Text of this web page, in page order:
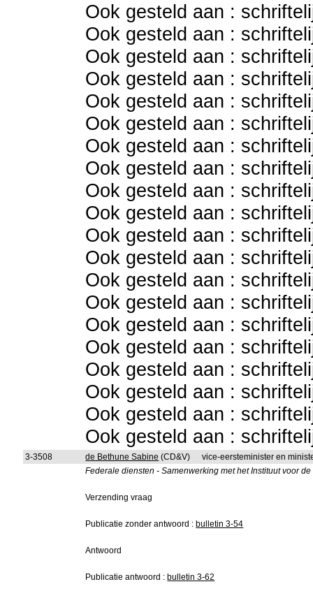
Ook gesteld aan :
Ook gesteld aan :
Ook gesteld aan :
Ook gesteld aan :
Ook gesteld aan :
Ook gesteld aan :
Ook gesteld aan :
Ook gesteld aan :
Ook gesteld aan :
Ook gesteld aan :
Ook gesteld aan :
Ook gesteld aan :
Ook gesteld aan :
Ook gesteld aan :
Ook gesteld aan :
Ook gesteld aan :
Ook gesteld aan :
Ook gesteld aan :
Ook gesteld aan :
Ook gesteld aan :
3-3508 de Bethune Sabine (CD&V)
vice-eersteminister en
Federale diensten - Samenwerking met het Instituut voor
Verzending vraag
Publicatie zonder antwoord : bulletin 3-54
Antwoord
Publicatie antwoord : bulletin 3-62